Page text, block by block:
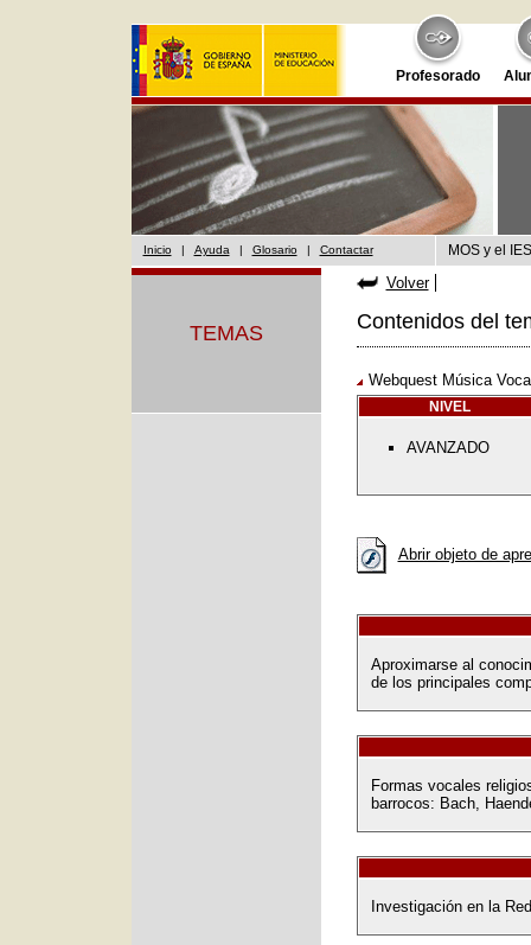
Profesorado
Inicio | Ayuda | Glosario | Contactar MOS y el
TEMAS
Volver
Contenidos del
Webquest Música
NIVEL
AVANZADO
Abrir objeto de
Aproximarse al
de los principales
Formas vocales
barrocos: Bach,
Investigación en la